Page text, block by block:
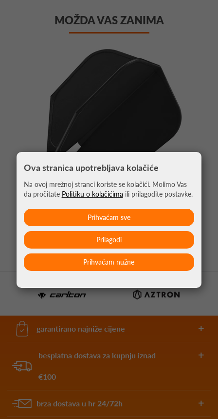
MOŽDA VAS ZANIMA
PIKADO PERA CLIC CRNA
4,95 €
garantirano najniže cijene
besplatna dostava za kupnju iznad
€100
brza dostava u hr 24/72h
Ova stranica upotrebljava kolačiće
Na ovoj mrežnoj stranci koriste se kolačići. Molimo Vas
da pročitate Politiku o kolačićima ili prilagodite postavke.
Prihvaćam nužne
Prilagodi
Prihvaćam sve